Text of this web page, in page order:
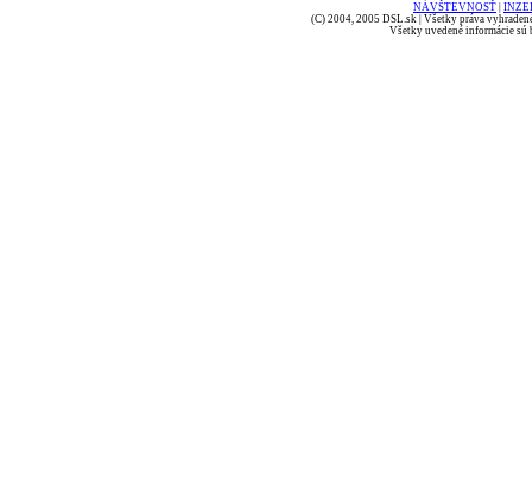
NÁVŠTEVNOSŤ
(C) 2004, 2005 DSL.sk | Všetky práva
Všetky uvedené informácie sú